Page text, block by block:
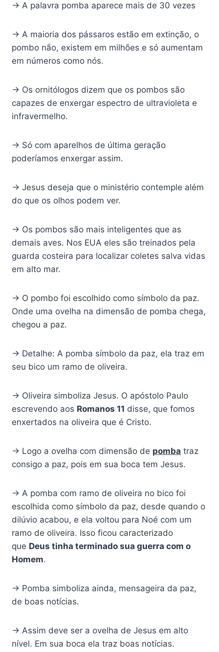
→ A palavra pomba aparece mais de 30 vezes
→ A maioria dos pássaros estão em extinção, o
pombo não, existem em milhões e só aumentam
em números como nós.
→ Os ornitólogos dizem que os pombos são
capazes de enxergar espectro de ultravioleta e
infravermelho.
→ Só com aparelhos de última geração
poderíamos enxergar assim.
→ Jesus deseja que o ministério contemple além
do que os olhos podem ver.
→ Os pombos são mais inteligentes que as
demais aves. Nos EUA eles são treinados pela
guarda costeira para localizar coletes salva vidas
em alto mar.
→ O pombo foi escolhido como símbolo da paz.
Onde uma ovelha na dimensão de pomba chega,
chegou a paz.
→ Detalhe: A pomba símbolo da paz, ela traz em
seu bico um ramo de oliveira.
→ Oliveira simboliza Jesus. O apóstolo Paulo
escrevendo aos Romanos 11 disse, que fomos
enxertados na oliveira que é Cristo.
→ Logo a ovelha com dimensão de pomba traz
consigo a paz, pois em sua boca tem Jesus.
→ A pomba com ramo de oliveira no bico foi
escolhida como símbolo da paz, desde quando o
dilúvio acabou, e ela voltou para Noé com um
ramo de oliveira. Isso ficou caracterizado
que Deus tinha terminado sua guerra com o
Homem.
→ Pomba simboliza ainda, mensageira da paz,
de boas notícias.
→ Assim deve ser a ovelha de Jesus em alto
nível. Em sua boca ela traz boas notícias.